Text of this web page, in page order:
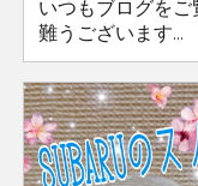
いつもブログを
難うございます...